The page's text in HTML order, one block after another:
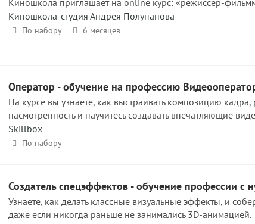
Киношкола-студия Андрея Полупанова
По набору 6 месяцев
Оператор - обучение на профессию
На курсе вы узнаете, как выстраивать композицию кадра,
насмотренность и научитесь создавать впечатляющие
Skillbox
По набору
Создатель спецэффектов - обучение профессии с
Узнаете, как делать классные визуальные эффекты, и
даже если никогда раньше не занимались 3D-анимацией.